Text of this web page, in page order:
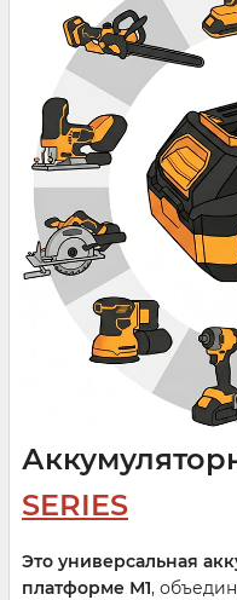
SERIES
Это универсальная
платформе М1,